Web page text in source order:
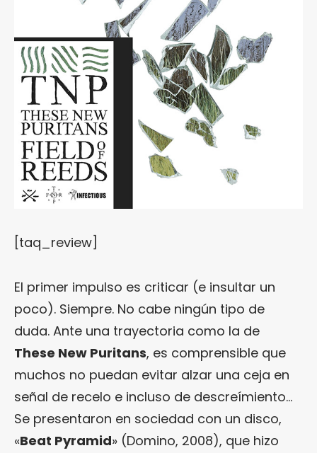
[taq_review]
El primer impulso es criticar (e insultar un
poco). Siempre. No cabe ningún tipo de
duda. Ante una trayectoria como la de
These New Puritans, es comprensible que
muchos no puedan evitar alzar una ceja en
señal de recelo e incluso de descreímiento…
Se presentaron en sociedad con un disco,
«Beat Pyramid» (Domino, 2008), que hizo